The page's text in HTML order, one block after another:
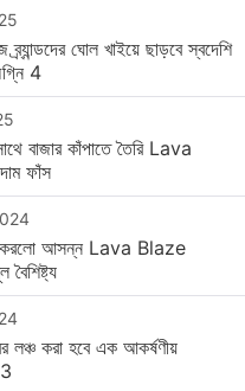
স্টোরেজ যুক্ত হ্যান্ডসেটটির
চার্জারের সাথে দাম
স্টোরেজ বিকল্পটি
রাত্রি12টা থেকে বিক্রয় করা
বিকল্পে উপলব্ধ।
Android 14 দ্বারা চালিত
ঘোল খাইয়ে ছাড়বে স্বদেশি
4
বাজার কাঁপাতে তৈরি Lava
ফাঁস
করলো আসন্ন Lava Blaze
লঞ্চ করা হবে এক আকর্ষণীয়